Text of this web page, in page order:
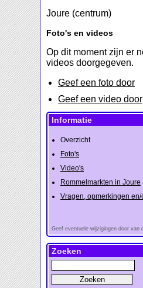
Joure (centrum)
Foto's en videos
Op dit moment zijn er
videos doorgegeven.
Geef een foto door
Geef een video door
Informatie
Overzicht
Foto's
Video's
Rommelmarkten in Joure
Vragen, opmerkingen
Geef eventuele wijzigingen door van
Zoeken